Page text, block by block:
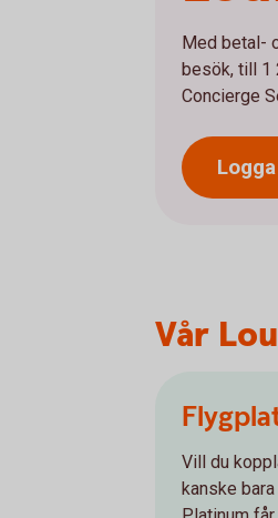
Med betal-
besök, till 1
Concierge
Vår
Vill du
kanske